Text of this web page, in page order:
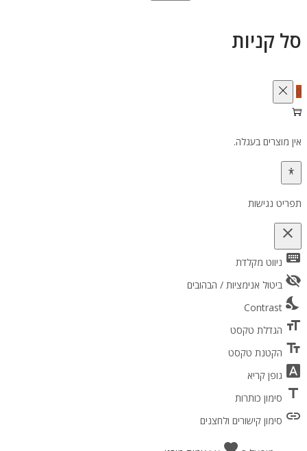
סל קניות
0
אין מוצרים בעגלה.
תפריט נגישות
close
פתיחה וסגירה של תפריט הנגישותkeyboard ניווט מקלדת
visibility_off ביטול אנימציות / הבהובים
nights_stay
Contrast
format_size הגדלת טקסט
text_fields הקטנת טקסט
font_download גופן קריא
title סימון כותרות
link סימון קישורים ולחצנים